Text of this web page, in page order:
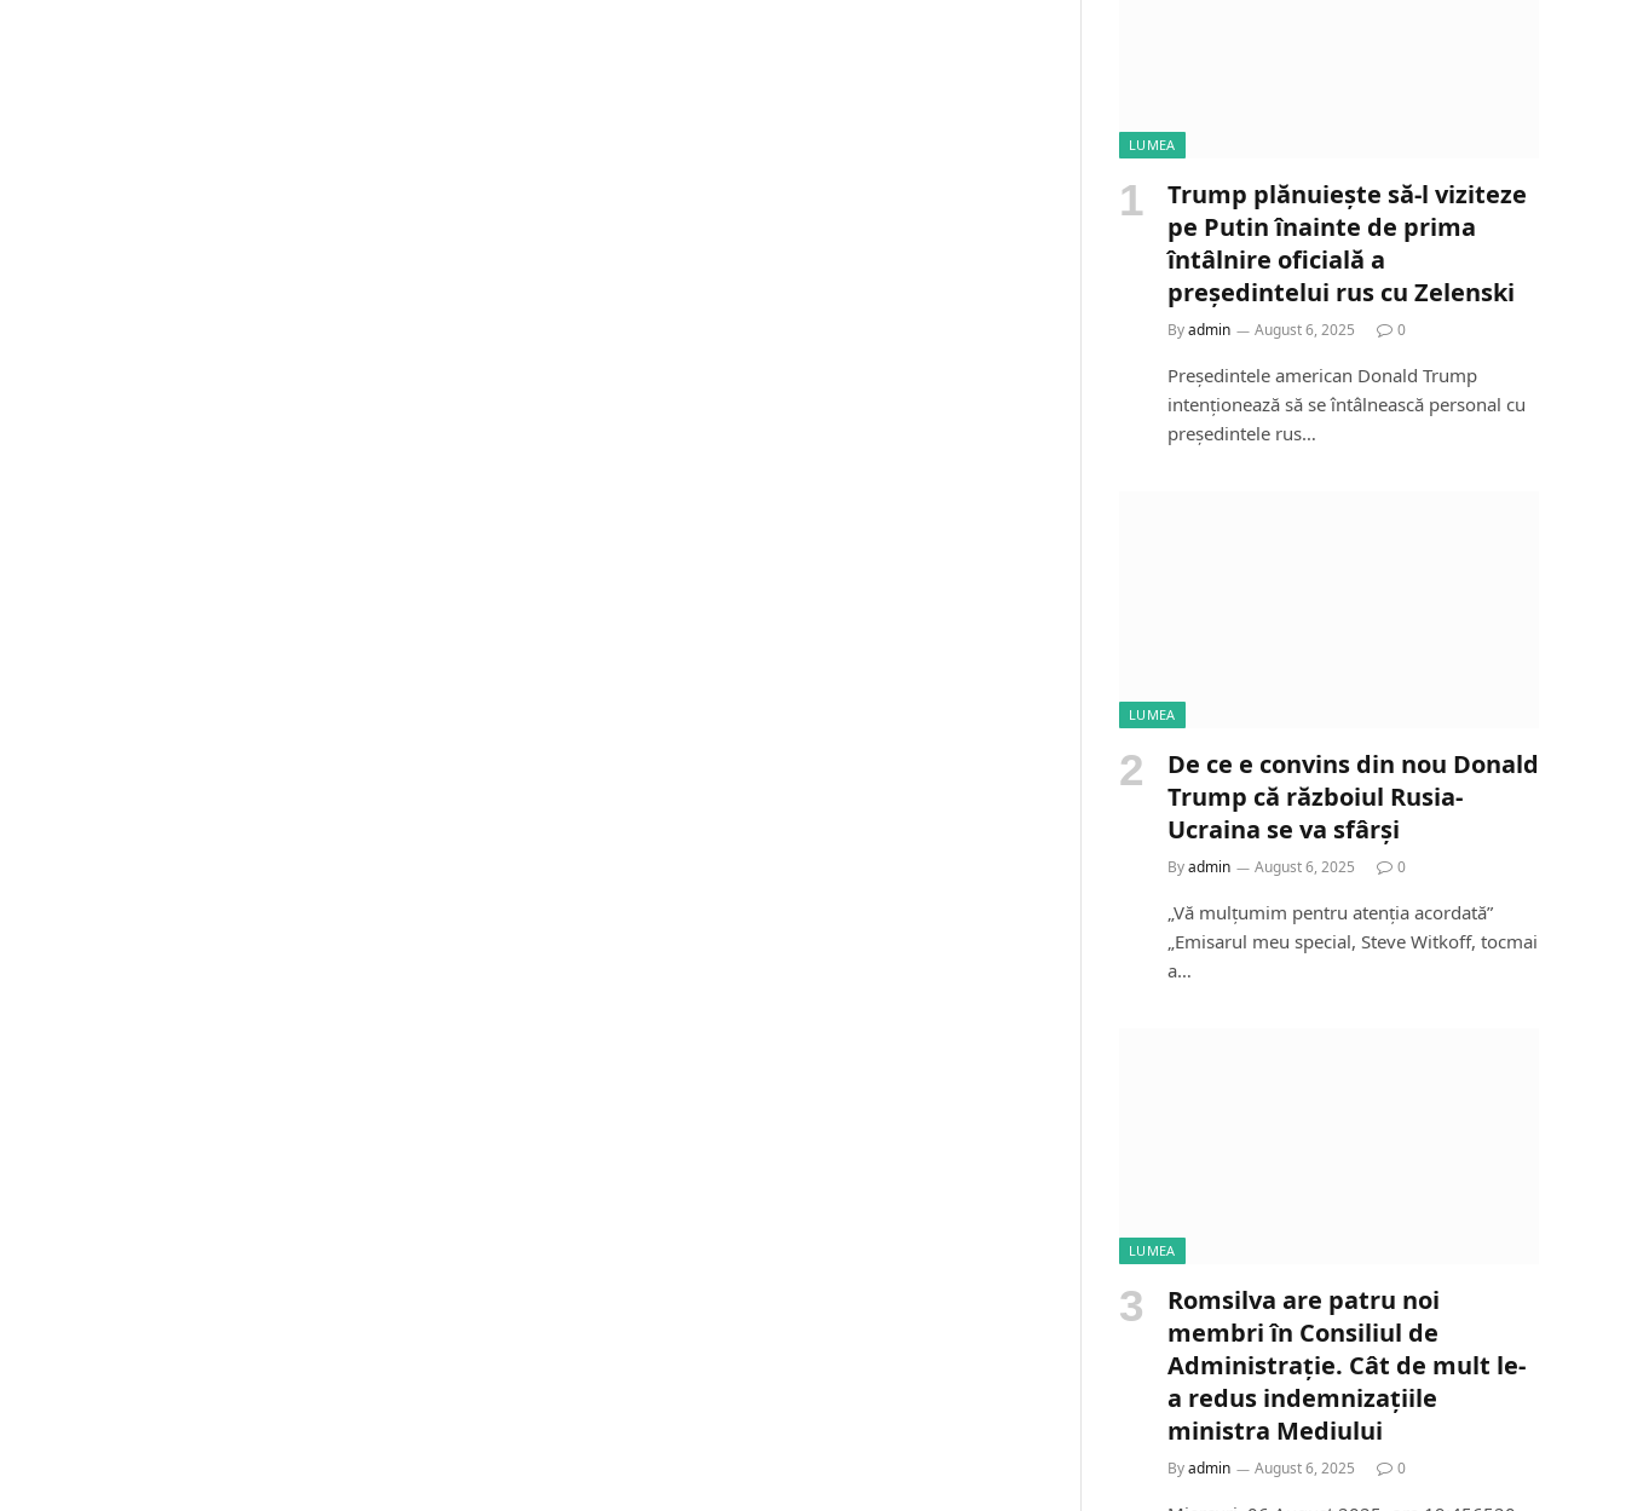
LUMEA
Trump plănuiește să-l viziteze
pe Putin înainte de prima
întâlnire oficială a
președintelui rus cu Zelenski
Byadmin August 6, 2025 0
Președintele american Donald Trump
intenționează să se întâlnească personal cu
președintele rus…
LUMEA
De ce e convins din nou Donald
Trump că războiul Rusia-
Ucraina se va sfârși
Byadmin August 6, 2025 0
„Vă mulțumim pentru atenția acordată”
„Emisarul meu special, Steve Witkoff, tocmai
a…
LUMEA
Romsilva are patru noi
membri în Consiliul de
Administrație. Cât de mult le-
a redus indemnizațiile
ministra Mediului
Byadmin August 6, 2025 0